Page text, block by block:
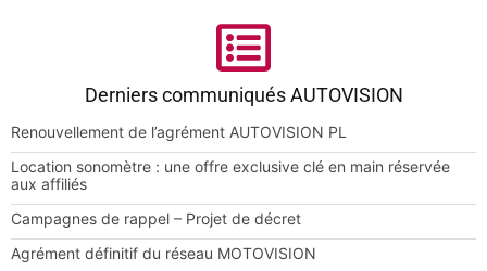
Derniers communiqués AUTOVISION
Renouvellement de l’agrément AUTOVISION PL
Location sonomètre : une offre exclusive clé en main réservée
aux affiliés
Campagnes de rappel – Projet de décret
Agrément définitif du réseau MOTOVISION